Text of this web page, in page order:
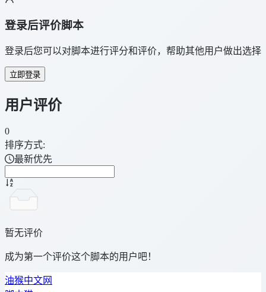
登录后评价脚本
登录后您可以对脚本进行评分和评价，帮助其他用户做出选择
立即登录
用户评价
0
排序方式:
最新优先
暂无评价
成为第一个评价这个脚本的用户吧！
油猴中文网